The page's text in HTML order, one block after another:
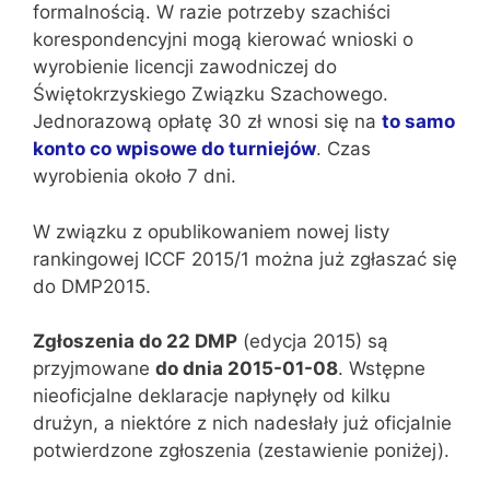
formalnością. W razie potrzeby szachiści
korespondencyjni mogą kierować wnioski o
wyrobienie licencji zawodniczej do
Świętokrzyskiego Związku Szachowego.
Jednorazową opłatę 30 zł wnosi się na to samo
konto co wpisowe do turniejów. Czas
wyrobienia około 7 dni.
W związku z opublikowaniem nowej listy
rankingowej ICCF 2015/1 można już zgłaszać się
do DMP2015.
Zgłoszenia do 22 DMP (edycja 2015) są
przyjmowane do dnia 2015-01-08. Wstępne
nieoficjalne deklaracje napłynęły od kilku
drużyn, a niektóre z nich nadesłały już oficjalnie
potwierdzone zgłoszenia (zestawienie poniżej).